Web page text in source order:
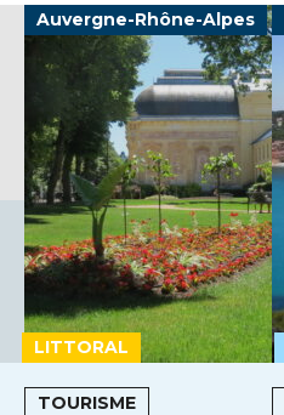
LITTORAL
Auvergne-Rhône-Alpes
TOURISME